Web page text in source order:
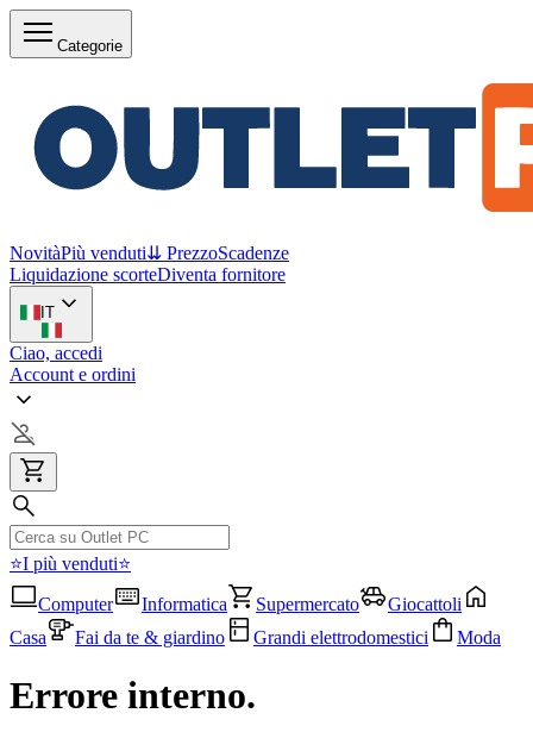
Categorie
NovitàPiù venduti⇊ PrezzoScadenze
Liquidazione scorteDiventa fornitore
IT
Ciao, accedi
Account e ordini
⭐I più venduti⭐
Computer
Informatica Supermercato
Giocattoli
Casa
Fai da te & giardino Grandi elettrodomestici Moda
Errore interno.